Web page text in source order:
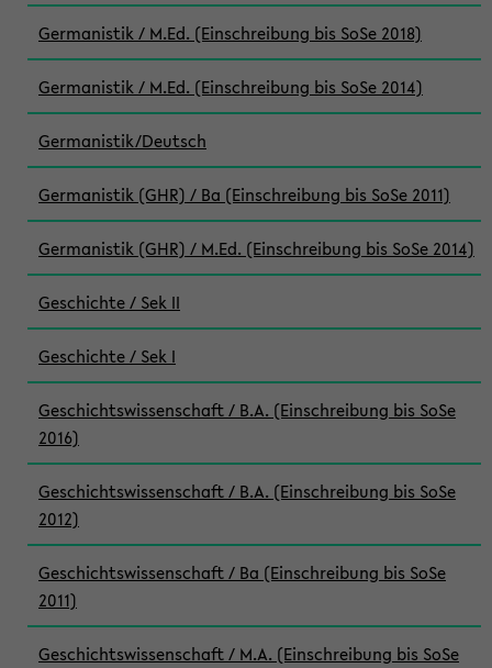
Germanistik / M.Ed. (Einschreibung bis SoSe 2018)
Germanistik / M.Ed. (Einschreibung bis SoSe 2014)
Germanistik/Deutsch
Germanistik (GHR) / Ba (Einschreibung bis SoSe 2011)
Germanistik (GHR) / M.Ed. (Einschreibung bis SoSe 2014)
Geschichte / Sek II
Geschichte / Sek I
Geschichtswissenschaft / B.A. (Einschreibung bis SoSe
2016)
Geschichtswissenschaft / B.A. (Einschreibung bis SoSe
2012)
Geschichtswissenschaft / Ba (Einschreibung bis SoSe
2011)
Geschichtswissenschaft / M.A. (Einschreibung bis SoSe